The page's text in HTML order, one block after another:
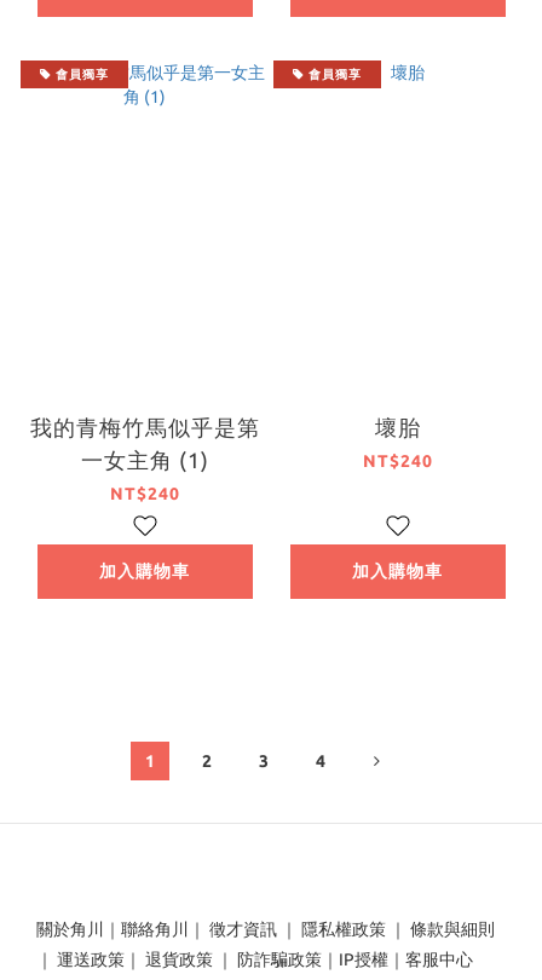
會員獨享
我的青梅竹馬似乎是第
一女主角 (1)
NT$240
加入購物車
會員獨享
壞胎
NT$240
加入購物車
1 2 3 4
關於角川 ｜ 聯絡角川 ｜ 徵才資訊 ｜ 隱私權政策 ｜ 條款與細則
｜ 運送政策 ｜ 退貨政策 ｜ 防詐騙政策 ｜ IP授權 ｜ 客服中心